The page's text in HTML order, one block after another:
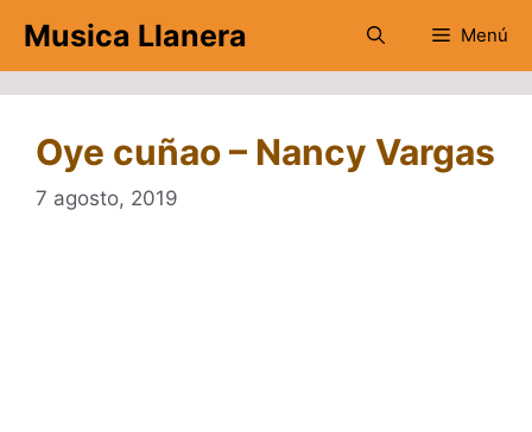
contenido
Musica Llanera Menú
Oye cuñao – Nancy Vargas
7 agosto, 2019